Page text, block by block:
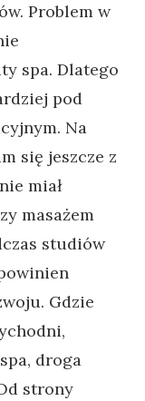
Problem w
spa. Dlatego
pod
Na
się jeszcze z
miał
masażem
studiów
Gdzie
droga
strony